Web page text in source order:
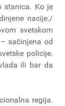
stanica. Ko je
nacije./
svetskom
sačinjena od
policije.
ili bar da
regija.